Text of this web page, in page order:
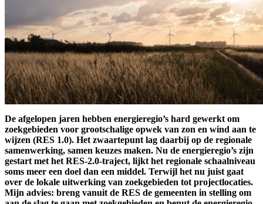
De afgelopen jaren hebben energieregio’s hard gewerkt om
zoekgebieden voor grootschalige opwek van zon en wind aan te
wijzen (RES 1.0). Het zwaartepunt lag daarbij op de regionale
samenwerking, samen keuzes maken. Nu de energieregio’s zijn
gestart met het RES-2.0-traject, lijkt het regionale schaalniveau
soms meer een doel dan een middel. Terwijl het nu juist gaat
over de lokale uitwerking van zoekgebieden tot projectlocaties.
Mijn advies: breng vanuit de RES de gemeenten in stelling om